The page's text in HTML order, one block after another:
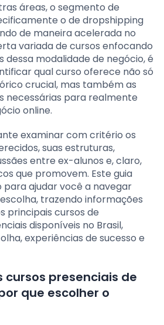
áreas, o segmento de
o de dropshipping
de maneira acelerada no
variada de cursos enfocando
modalidade de negócio, é
qual curso oferece não só
crucial, mas também as
necessárias para realmente
online.
examinar com critério os
suas estruturas,
entre ex-alunos e, claro,
que promovem. Este guia
ajudar você a navegar
trazendo informações
principais cursos de
disponíveis no Brasil,
experiências de sucesso e
cursos presenciais de
que escolher o